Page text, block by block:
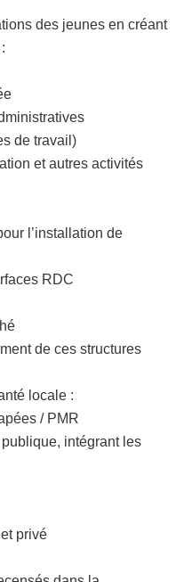
des jeunes en créant
de travail)
et autres activités
l’installation de
RDC
de ces structures
locale :
/ PMR
intégrant les
privé